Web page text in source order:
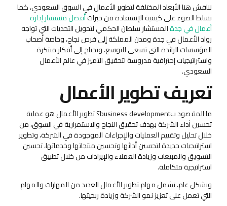
نناقش هنا الأبعاد المختلفة لتطوير الأعمال في السوق السعودي، كما
نسلط الضوء على كيفية الإستفادة من خبراتأفضل مستشار إدارة
أعمال في جدةالمستشار سلطان الحكمي لتحويل التحديات التي تواجه
رواد الأعمال في جدة ومدن المملكة إلى فرص نجاح، وخاصة أصحاب
المؤسسات الرائدة التي تسعى للتوسع، وتحتاج إلى أفكار مبتكرة
واستراتيجيات إحترافية مدروسة لتحقيق التميز في عالم الأعمال
السعودي.
تعريف تطوير الأعمال
ما المقصود بbusiness development؟ تطوير الأعمال هو عملية
تحسين أداء الشركة بهدف تحقيق النجاح والاستمرارية في السوق، من
خلال تحليل وتقييم العمليات والإجراءات الموجودة في الشركة، وتطوير
استراتيجيات جديدة لتحسين أدائها وتحسين منتجاتها وخدماتها، تحسين
التسويق والمبيعات وزيادة العملاء والإيرادات من خلال تطبيق
استراتيجية متكاملة.
وبشكل عام، تشمل مهام تطوير الأعمال العديد من المهارات والمهام
التي تعمل على تعزيز نمو الشركة وزيادة ربحيتها.